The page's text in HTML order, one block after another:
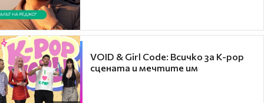
VOID & Girl Code: Всичко за K-pop
сцената и мечтите им